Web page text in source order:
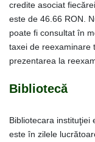
credite asociat
este de 46.66 RON.
poate fi consultat în
taxei de reexaminare
prezentarea la
Bibliotecă
Bibliotecara instituţiei
este în zilele